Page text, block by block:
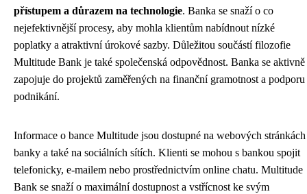
přístupem a důrazem na technologie. Banka se snaží o co
nejefektivnější procesy, aby mohla klientům nabídnout nízké
poplatky a atraktivní úrokové sazby. Důležitou součástí filozofie
Multitude Bank je také společenská odpovědnost. Banka se aktivně
zapojuje do projektů zaměřených na finanční gramotnost a podporu
podnikání.
Informace o bance Multitude jsou dostupné na webových stránkách
banky a také na sociálních sítích. Klienti se mohou s bankou spojit
telefonicky, e-mailem nebo prostřednictvím online chatu. Multitude
Bank se snaží o maximální dostupnost a vstřícnost ke svým